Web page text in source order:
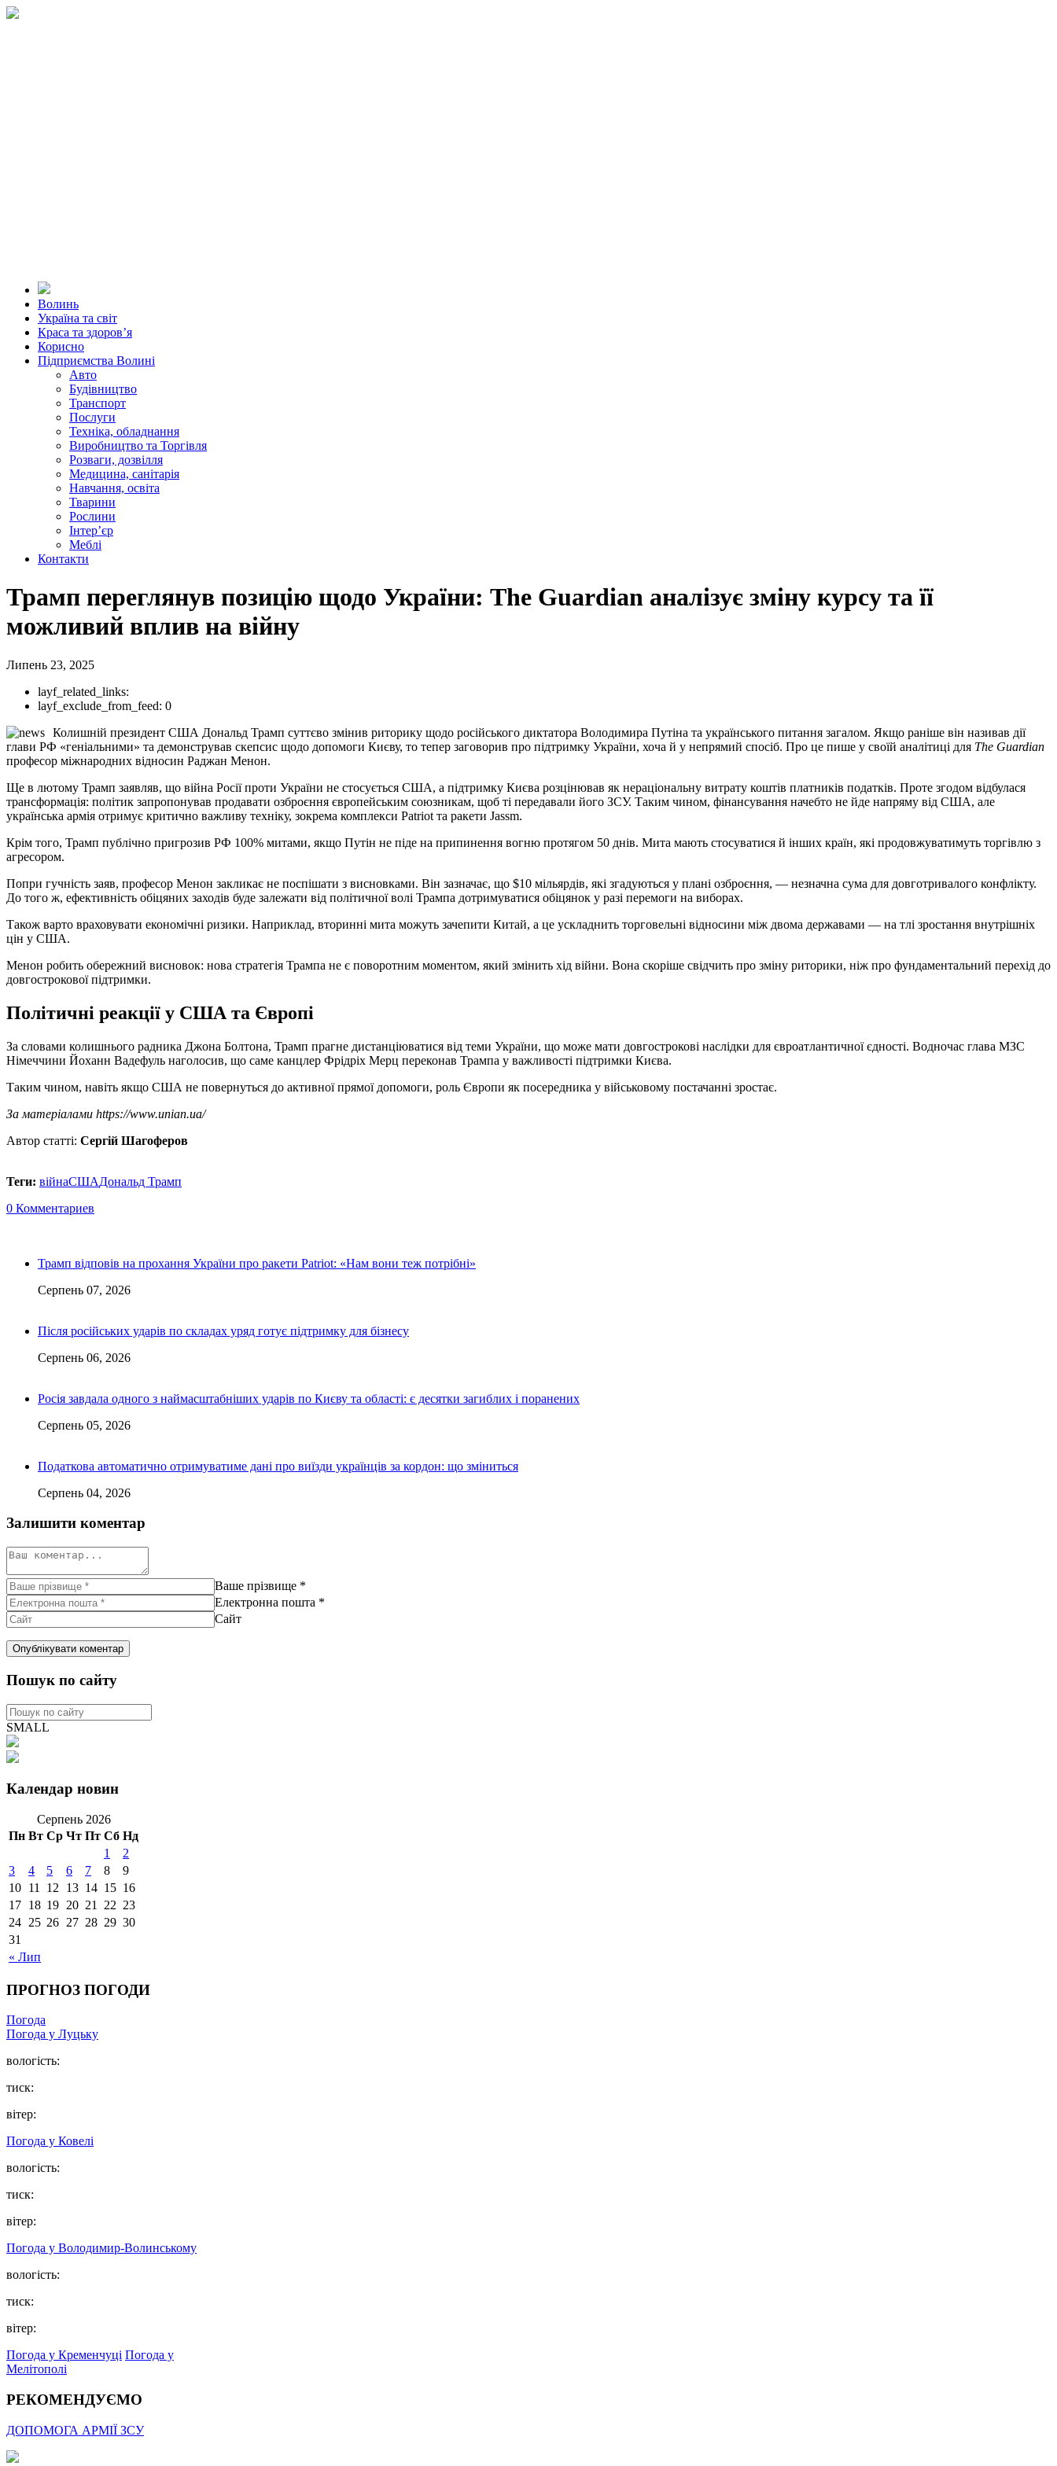
Волинь
Україна та світ
Краса та здоров’я
Корисно
Підприємства Волині
Авто
Будівництво
Транспорт
Послуги
Техніка, обладнання
Виробництво та Торгівля
Розваги, дозвілля
Медицина, санітарія
Навчання, освіта
Тварини
Рослини
Інтер’єр
Меблі
Контакти
Трамп переглянув позицію щодо України: The Guardian аналізує зміну курсу та її
можливий вплив на війну
Липень 23, 2025
layf_related_links:
layf_exclude_from_feed: 0
Колишній президент США Дональд Трамп суттєво змінив риторику щодо російського диктатора Володимира Путіна та українського питання загалом. Якщо раніше він називав дії
глави РФ «геніальними» та демонстрував скепсис щодо допомоги Києву, то тепер заговорив про підтримку України, хоча й у непрямий спосіб. Про це пише у своїй аналітиці для The Guardian
професор міжнародних відносин Раджан Менон.
Ще в лютому Трамп заявляв, що війна Росії проти України не стосується США, а підтримку Києва розцінював як нераціональну витрату коштів платників податків. Проте згодом відбулася
трансформація: політик запропонував продавати озброєння європейським союзникам, щоб ті передавали його ЗСУ. Таким чином, фінансування начебто не йде напряму від США, але
українська армія отримує критично важливу техніку, зокрема комплекси Patriot та ракети Jassm.
Крім того, Трамп публічно пригрозив РФ 100% митами, якщо Путін не піде на припинення вогню протягом 50 днів. Мита мають стосуватися й інших країн, які продовжуватимуть торгівлю з
агресором.
Попри гучність заяв, професор Менон закликає не поспішати з висновками. Він зазначає, що $10 мільярдів, які згадуються у плані озброєння, — незначна сума для довготривалого конфлікту.
До того ж, ефективність обіцяних заходів буде залежати від політичної волі Трампа дотримуватися обіцянок у разі перемоги на виборах.
Також варто враховувати економічні ризики. Наприклад, вторинні мита можуть зачепити Китай, а це ускладнить торговельні відносини між двома державами — на тлі зростання внутрішніх
цін у США.
Менон робить обережний висновок: нова стратегія Трампа не є поворотним моментом, який змінить хід війни. Вона скоріше свідчить про зміну риторики, ніж про фундаментальний перехід до
довгострокової підтримки.
Політичні реакції у США та Європі
За словами колишнього радника Джона Болтона, Трамп прагне дистанціюватися від теми України, що може мати довгострокові наслідки для євроатлантичної єдності. Водночас глава МЗС
Німеччини Йоханн Вадефуль наголосив, що саме канцлер Фрідріх Мерц переконав Трампа у важливості підтримки Києва.
Таким чином, навіть якщо США не повернуться до активної прямої допомоги, роль Європи як посередника у військовому постачанні зростає.
За матеріалами https://www.unian.ua/
Автор статті: Сергій Шагоферов
Теги: війнаСШАДональд Трамп
0 Комментариев
Трамп відповів на прохання України про ракети Patriot: «Нам вони теж потрібні»
Серпень 07, 2026
Після російських ударів по складах уряд готує підтримку для бізнесу
Серпень 06, 2026
Росія завдала одного з наймасштабніших ударів по Києву та області: є десятки загиблих і поранених
Серпень 05, 2026
Податкова автоматично отримуватиме дані про виїзди українців за кордон: що зміниться
Серпень 04, 2026
Залишити коментар
Ваше прізвище *
Електронна пошта *
Сайт
Пошук по сайту
SMALL
Календар новин
Серпень 2026
Пн Вт Ср Чт Пт Сб Нд
« Лип
1
2
3
4 5 6 7 8
9
10 11 12 13 14 15 16
17 18 19 20 21 22 23
24 25 26 27 28 29 30
31
ПРОГНОЗ ПОГОДИ
Погода
Погода у Луцьку
вологість:
тиск:
вітер:
Погода у Ковелі
вологість:
тиск:
вітер:
Погода у Володимир-Волинському
вологість:
тиск:
вітер:
Погода у Кременчуці Погода у
Мелітополі
РЕКОМЕНДУЄМО
ДОПОМОГА АРМІЇ ЗСУ